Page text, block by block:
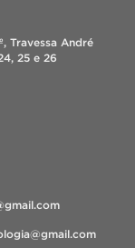
Travessa André
25 e 26